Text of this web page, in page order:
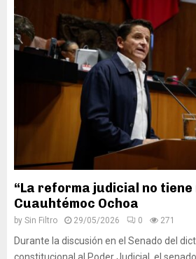
“La reforma judicial no
Cuauhtémoc Ochoa
by Sin Filtro 29/05/2026 0 271
Durante la discusión en el Senado del